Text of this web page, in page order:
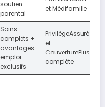
soutien
parental
et Médifamille
Soins
complets +
avantages
emploi
exclusifs
PrivilègeAssuré
et
CouverturePlus
complète